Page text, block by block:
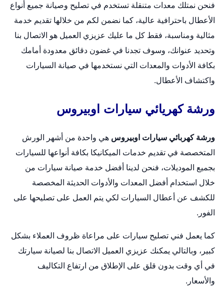
فنحن نمتلك معدات متنقلة تستخدم في تصليح وصيانة جميع أنواع
الأعطال باحترافية عالية، كما نضمن لكم من خلالها تقديم خدمة
مثالية ومناسبة، فقط كل ما عليك عزيزي العميل هو الاتصال بنا
وتحديد عنوانك، وسوف تجدنا في غضون دقائق معدودة أمامك
بكافة الأدوات والمعدات التي نستخدمها في صيانة السيارات
واكتشاف الأعطال.
ورشة كهريائي سيارات اوبيروس
ورشة كهربائي سيارات اوبيروس هي واحدة من أشهر الورش
المتخصصة في تقديم خدمات الميكانيكا بكافة أنواعها للسيارات
بجميع الموديلات، فنحن لدينا أفضل خدمة صيانة سيارات من
خلال استخدام أفضل المعدات والأدوات الحديثة المخصصة
للكشف عن أعطال السيارات لكي يتم العمل على تصليحها على
الفور.
كما يعمل فني تصليح سيارات على مراعاة ظروف العملاء بشكل
كبير، وبالتالي يمكنك عزيزي العميل الاتصال بنا لصيانة سيارتك
في أي وقت بدون قلق على الإطلاق من ارتفاع التكاليف
والأسعار.